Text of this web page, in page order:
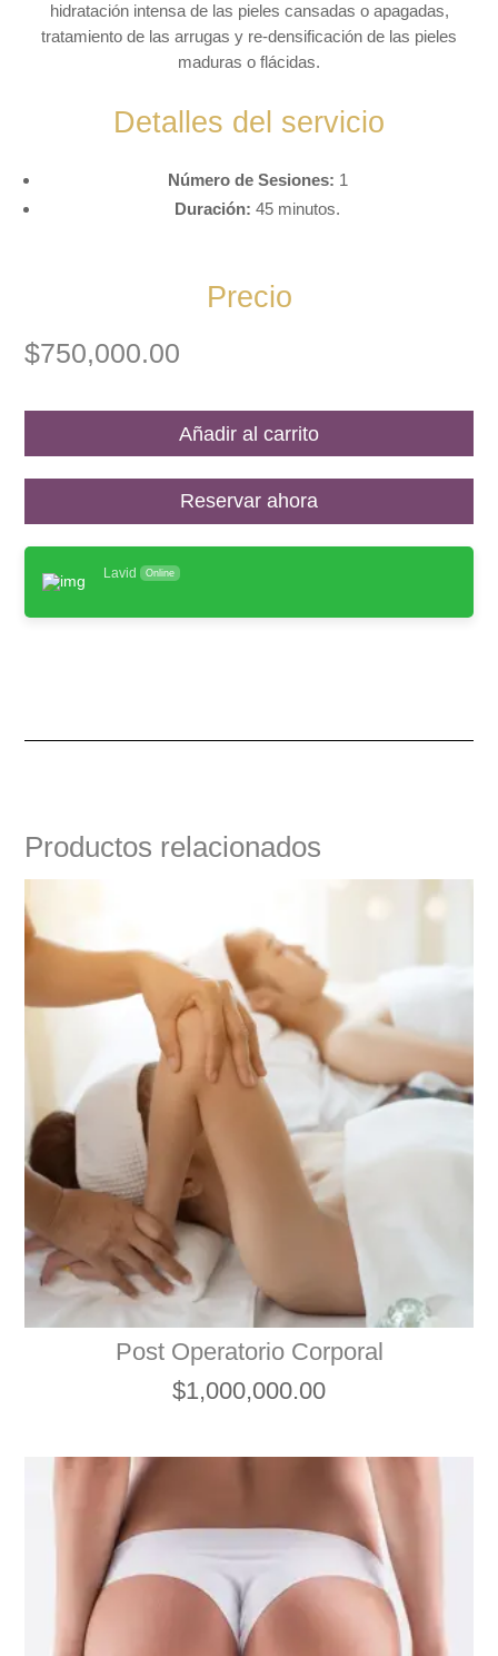
hidratación intensa de las pieles cansadas o apagadas,
tratamiento de las arrugas y re-densificación de las pieles
maduras o flácidas.
Detalles del servicio
Número de Sesiones: 1
Duración: 45 minutos.
Precio
$750,000.00
Añadir al carrito
Reservar ahora
Lavid Online
Productos relacionados
Post Operatorio Corporal
$1,000,000.00